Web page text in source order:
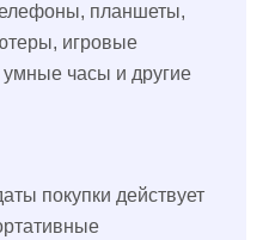
планшеты,
игровые
часы и другие
покупки действует